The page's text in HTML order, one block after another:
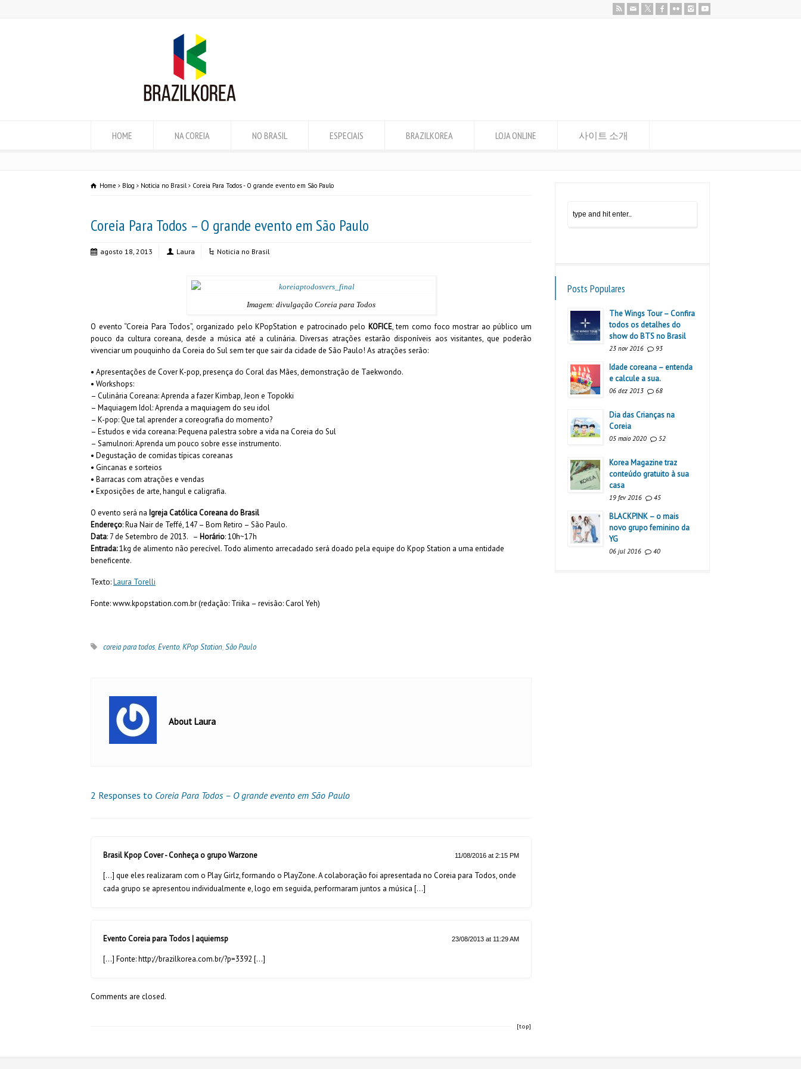
HOME NA COREIA NO BRASIL ESPECIAIS BRAZILKOREA LOJA ONLINE 사이트 소개
Home Blog Noticia no Brasil Coreia Para Todos - O grande evento em São Paulo
Coreia Para Todos – O grande evento em São Paulo
agosto 18, 2013 Laura Noticia no Brasil
Imagem: divulgação Coreia para Todos
O evento “Coreia Para Todos”, organizado pelo KPopStation e patrocinado pelo KOFICE, tem como foco mostrar ao público um
pouco da cultura coreana, desde a música até a culinária.Diversas atrações estarão disponíveis aos visitantes, que poderão
vivenciar um pouquinho da Coreia do Sul sem ter que sair da cidade de São Paulo! As atrações serão:
• Apresentações de Cover K-pop, presença do Coral das Mães, demonstração de Taekwondo.
• Workshops:
– Culinária Coreana: Aprenda a fazer Kimbap, Jeon e Topokki
– Maquiagem Idol: Aprenda a maquiagem do seu idol
– K-pop: Que tal aprender a coreografia do momento?
– Estudos e vida coreana: Pequena palestra sobre a vida na Coreia do Sul
– Samulnori: Aprenda um pouco sobre esse instrumento.
• Degustação de comidas típicas coreanas
• Gincanas e sorteios
• Barracas com atrações e vendas
• Exposições de arte, hangul e caligrafia.
O evento será na Igreja Católica Coreana do Brasil
Endereço: Rua Nair de Teffé, 147 – Bom Retiro – São Paulo.
Data: 7 de Setembro de 2013. – Horário: 10h~17h
Entrada:1kg de alimento não perecível. Todo alimento arrecadado será doado pela equipe do Kpop Station a uma entidade
beneficente.
Texto:Laura Torelli
Fonte: www.kpopstation.com.br (redação: Triika – revisão: Carol Yeh)
coreia para todos,Evento,KPop Station,São Paulo
About Laura
2 Responses to Coreia Para Todos – O grande evento em São Paulo
Brasil Kpop Cover - Conheça o grupo Warzone 11/08/2016 at 2:15 PM
[…] que eles realizaram com o Play Girlz, formando o PlayZone. A colaboração foi apresentada no Coreia para Todos, onde
cada grupo se apresentou individualmente e, logo em seguida, performaram juntos a música […]
Evento Coreia para Todos | aquiemsp 23/08/2013 at 11:29 AM
[…] Fonte: http://brazilkorea.com.br/?p=3392 […]
Comments are closed.
[top]
Posts Populares
The Wings Tour – Confira
todos os detalhes do
show do BTS no Brasil
23 nov 2016 93
Idade coreana – entenda
e calcule a sua.
06 dez 2013 68
Dia das Crianças na
Coreia
05 maio 2020 52
Korea Magazine traz
conteúdo gratuito à sua
casa
19 fev 2016 45
BLACKPINK – o mais
novo grupo feminino da
YG
06 jul 2016 40